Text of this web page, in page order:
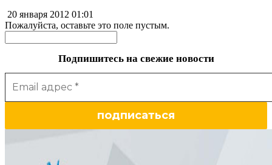
20 января 2012 01:01
Пожалуйста, оставьте это поле пустым.
Подпишитесь на свежие новости